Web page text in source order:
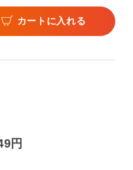
カートに入れる
円